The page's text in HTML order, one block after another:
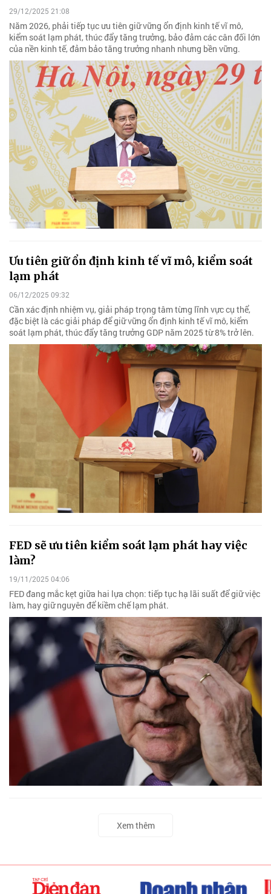
29/12/2025 21:08
Năm 2026, phải tiếp tục ưu tiên giữ vững ổn định kinh tế vĩ mô,
kiểm soát lạm phát, thúc đẩy tăng trưởng, bảo đảm các cân đối lớn
của nền kinh tế, đảm bảo tăng trưởng nhanh nhưng bền vững.
Ưu tiên giữ ổn định kinh tế vĩ mô, kiểm soát
lạm phát
06/12/2025 09:32
Cần xác định nhiệm vụ, giải pháp trọng tâm từng lĩnh vực cụ thể,
đặc biệt là các giải pháp để giữ vững ổn định kinh tế vĩ mô, kiểm
soát lạm phát, thúc đẩy tăng trưởng GDP năm 2025 từ 8% trở lên.
FED sẽ ưu tiên kiểm soát lạm phát hay việc
làm?
19/11/2025 04:06
FED đang mắc kẹt giữa hai lựa chọn: tiếp tục hạ lãi suất để giữ việc
làm, hay giữ nguyên để kiềm chế lạm phát.
Xem thêm